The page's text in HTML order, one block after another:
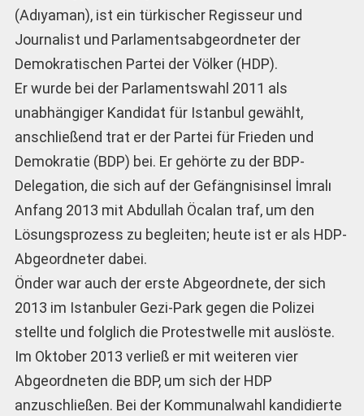
(Adıyaman), ist ein türkischer Regisseur und
Journalist und Parlamentsabgeordneter der
Demokratischen Partei der Völker (HDP).
Er wurde bei der Parlamentswahl 2011 als
unabhängiger Kandidat für Istanbul gewählt,
anschließend trat er der Partei für Frieden und
Demokratie (BDP) bei. Er gehörte zu der BDP-
Delegation, die sich auf der Gefängnisinsel İmralı
Anfang 2013 mit Abdullah Öcalan traf, um den
Lösungsprozess zu begleiten; heute ist er als HDP-
Abgeordneter dabei.
Önder war auch der erste Abgeordnete, der sich
2013 im Istanbuler Gezi-Park gegen die Polizei
stellte und folglich die Protestwelle mit auslöste.
Im Oktober 2013 verließ er mit weiteren vier
Abgeordneten die BDP, um sich der HDP
anzuschließen. Bei der Kommunalwahl kandidierte